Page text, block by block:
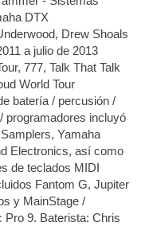
DTX
Drew Shoals
a julio de 2013
777, Talk That Talk
World Tour
batería / percusión /
programadores incluyó
Yamaha
Electronics, así como
de teclados MIDI
Fantom G, Jupiter
y MainStage /
Pro 9. Baterista: Chris